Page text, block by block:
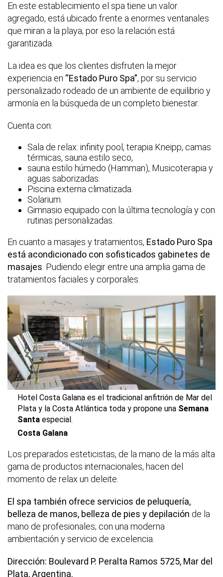
En este establecimiento el spa tiene un valor
agregado, está ubicado frente a enormes ventanales
que miran a la playa; por eso la relación está
garantizada.
La idea es que los clientes disfruten la mejor
experiencia en “Estado Puro Spa”, por su servicio
personalizado rodeado de un ambiente de equilibrio y
armonía en la búsqueda de un completo bienestar.
Cuenta con:
Sala de relax: infinity pool, terapia Kneipp, camas
térmicas, sauna estilo seco,
sauna estilo húmedo (Hamman), Musicoterapia y
aguas saborizadas.
Piscina externa climatizada.
Solarium.
Gimnasio equipado con la última tecnología y con
rutinas personalizadas.
En cuanto a masajes y tratamientos, Estado Puro Spa
está acondicionado con sofisticados gabinetes de
masajes. Pudiendo elegir entre una amplia gama de
tratamientos faciales y corporales.
Hotel Costa Galana es el tradicional anfitrión de Mar del
Plata y la Costa Atlántica toda y propone una Semana
Santa especial.
Costa Galana
Los preparados esteticistas, de la mano de la más alta
gama de productos internacionales, hacen del
momento de relax un deleite.
El spa también ofrece servicios de peluquería,
belleza de manos, belleza de pies y depilación de la
mano de profesionales; con una moderna
ambientación y servicio de excelencia.
Dirección: Boulevard P. Peralta Ramos 5725, Mar del
Plata, Argentina.